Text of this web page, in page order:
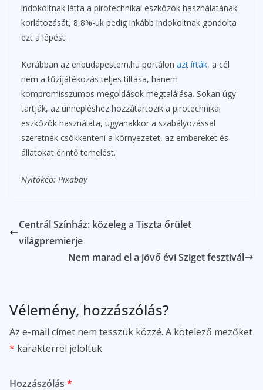
indokoltnak látta a pirotechnikai eszközök használatának
korlátozását, 8,8%-uk pedig inkább indokoltnak gondolta
ezt a lépést.
Korábban az enbudapestem.hu portálon azt írták, a cél
nem a tűzijátékozás teljes tiltása, hanem
kompromisszumos megoldások megtalálása. Sokan úgy
tartják, az ünnepléshez hozzátartozik a pirotechnikai
eszközök használata, ugyanakkor a szabályozással
szeretnék csökkenteni a környezetet, az embereket és
állatokat érintő terhelést.
Nyitókép: Pixabay
Centrál Színház: közeleg a Tiszta őrület
világpremierje
Nem marad el a jövő évi Sziget fesztivál
Vélemény, hozzászólás?
Az e-mail címet nem tesszük közzé. A kötelező mezőket
* karakterrel jelöltük
Hozzászólás *